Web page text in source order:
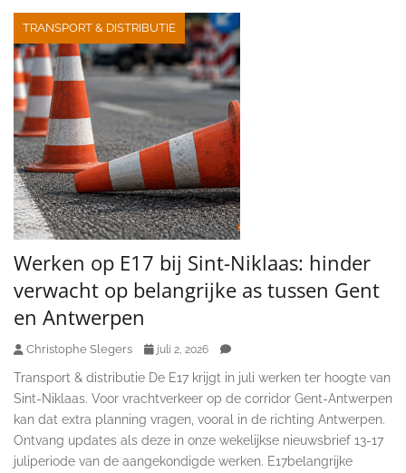
TRANSPORT & DISTRIBUTIE
Werken op E17 bij Sint-Niklaas: hinder
verwacht op belangrijke as tussen Gent
en Antwerpen
Christophe Slegers juli 2, 2026
Transport & distributie De E17 krijgt in juli werken ter hoogte van
Sint-Niklaas. Voor vrachtverkeer op de corridor Gent-Antwerpen
kan dat extra planning vragen, vooral in de richting Antwerpen.
Ontvang updates als deze in onze wekelijkse nieuwsbrief 13-17
juliperiode van de aangekondigde werken. E17belangrijke